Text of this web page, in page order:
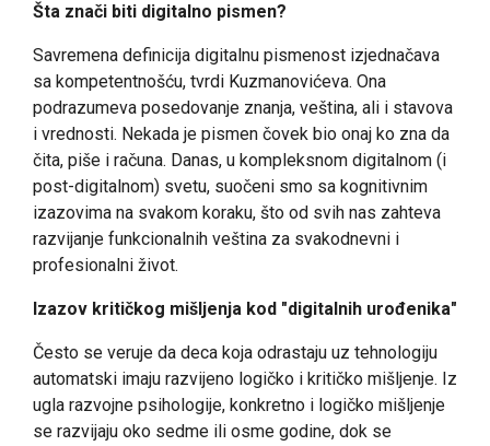
Šta znači biti digitalno pismen?
Savremena definicija digitalnu pismenost izjednačava
sa kompetentnošću, tvrdi Kuzmanovićeva. Ona
podrazumeva posedovanje znanja, veština, ali i stavova
i vrednosti. Nekada je pismen čovek bio onaj ko zna da
čita, piše i računa. Danas, u kompleksnom digitalnom (i
post-digitalnom) svetu, suočeni smo sa kognitivnim
izazovima na svakom koraku, što od svih nas zahteva
razvijanje funkcionalnih veština za svakodnevni i
profesionalni život.
Izazov kritičkog mišljenja kod "digitalnih urođenika"
Često se veruje da deca koja odrastaju uz tehnologiju
automatski imaju razvijeno logičko i kritičko mišljenje. Iz
ugla razvojne psihologije, konkretno i logičko mišljenje
se razvijaju oko sedme ili osme godine, dok se